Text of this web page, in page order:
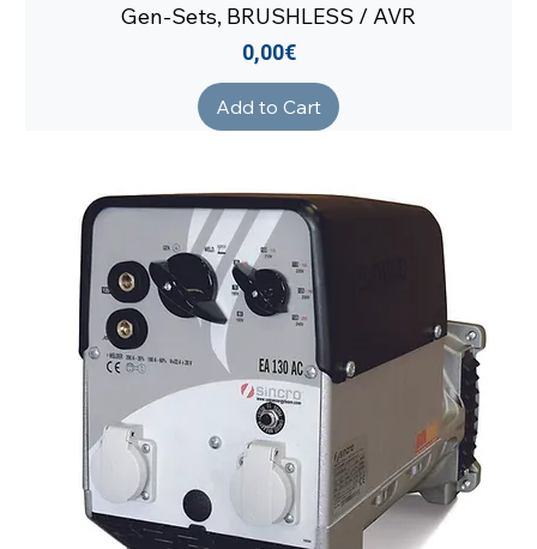
Gen-Sets, BRUSHLESS / AVR
Price
0,00€
Add to Cart